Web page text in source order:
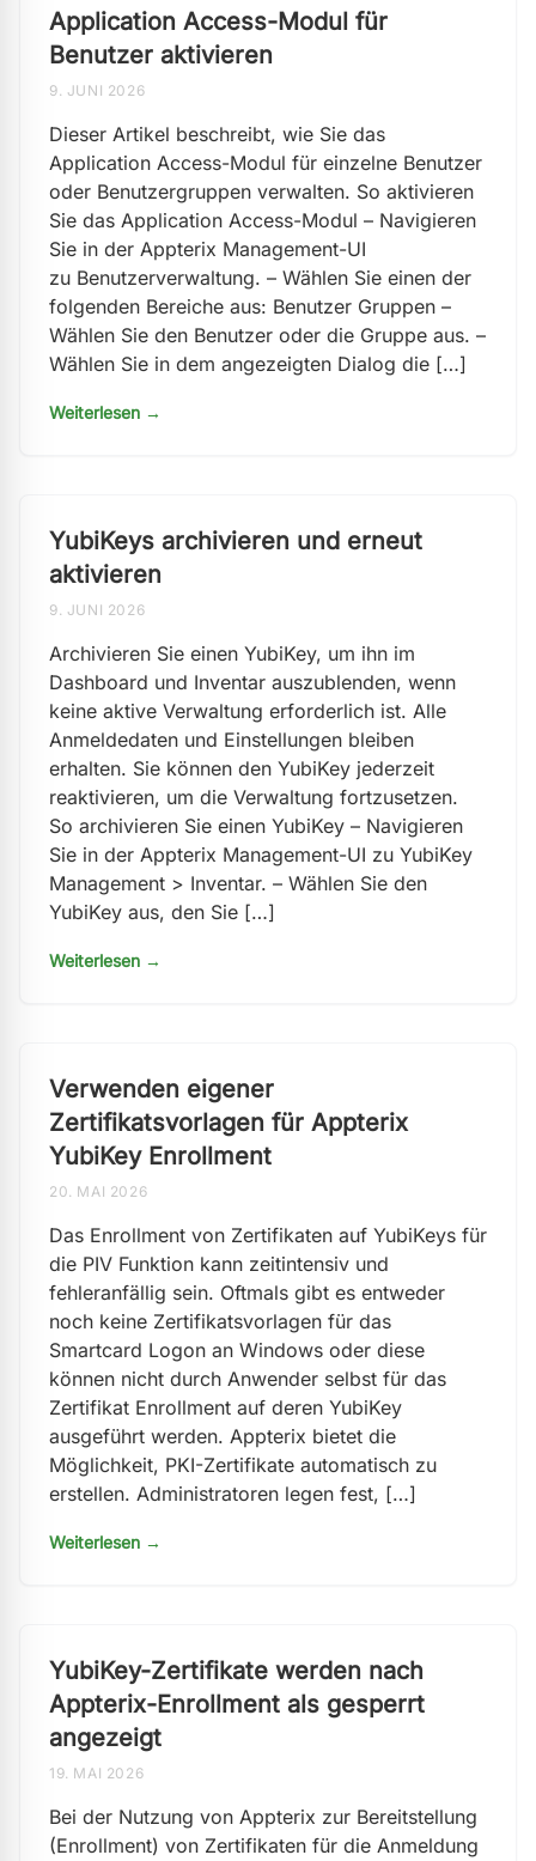
Application Access-Modul für
Benutzer aktivieren
9. JUNI 2026
Dieser Artikel beschreibt, wie Sie das
Application Access-Modul für einzelne Benutzer
oder Benutzergruppen verwalten. So aktivieren
Sie das Application Access-Modul – Navigieren
Sie in der Appterix Management-UI
zu Benutzerverwaltung. – Wählen Sie einen der
folgenden Bereiche aus: Benutzer Gruppen –
Wählen Sie den Benutzer oder die Gruppe aus. –
Wählen Sie in dem angezeigten Dialog die […]
Weiterlesen →
YubiKeys archivieren und erneut
aktivieren
9. JUNI 2026
Archivieren Sie einen YubiKey, um ihn im
Dashboard und Inventar auszublenden, wenn
keine aktive Verwaltung erforderlich ist. Alle
Anmeldedaten und Einstellungen bleiben
erhalten. Sie können den YubiKey jederzeit
reaktivieren, um die Verwaltung fortzusetzen.
So archivieren Sie einen YubiKey – Navigieren
Sie in der Appterix Management-UI zu YubiKey
Management > Inventar. – Wählen Sie den
YubiKey aus, den Sie […]
Weiterlesen →
Verwenden eigener
Zertifikatsvorlagen für Appterix
YubiKey Enrollment
20. MAI 2026
Das Enrollment von Zertifikaten auf YubiKeys für
die PIV Funktion kann zeitintensiv und
fehleranfällig sein. Oftmals gibt es entweder
noch keine Zertifikatsvorlagen für das
Smartcard Logon an Windows oder diese
können nicht durch Anwender selbst für das
Zertifikat Enrollment auf deren YubiKey
ausgeführt werden. Appterix bietet die
Möglichkeit, PKI-Zertifikate automatisch zu
erstellen. Administratoren legen fest, […]
Weiterlesen →
YubiKey-Zertifikate werden nach
Appterix-Enrollment als gesperrt
angezeigt
19. MAI 2026
Bei der Nutzung von Appterix zur Bereitstellung
(Enrollment) von Zertifikaten für die Anmeldung